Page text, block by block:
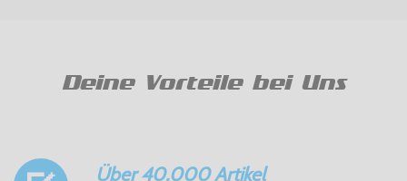
Deine Vorteile bei Uns
Über 40.000 Artikel